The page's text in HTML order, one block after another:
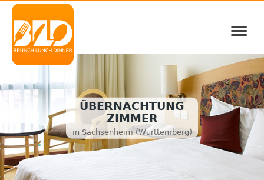
≡
ÜBERNACHTUNG
ZIMMER
in Sachsenheim (Württemberg)